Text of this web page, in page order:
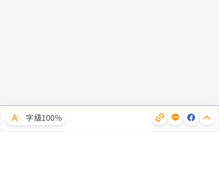
字級100％